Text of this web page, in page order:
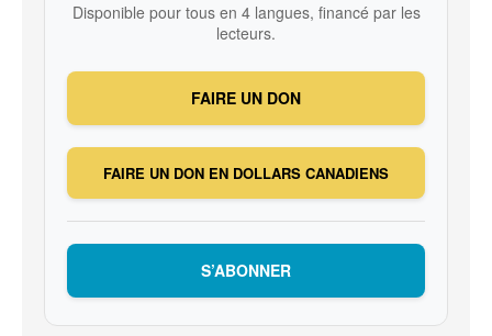
Disponible pour tous en 4 langues, financé par les
lecteurs.
FAIRE UN DON
FAIRE UN DON EN DOLLARS CANADIENS
S’ABONNER